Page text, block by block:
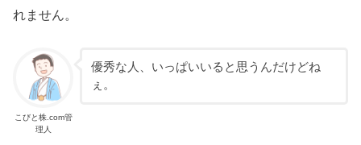
れません。
こびと株.com管
理人
優秀な人、いっぱいいると思うんだけどね
ぇ。